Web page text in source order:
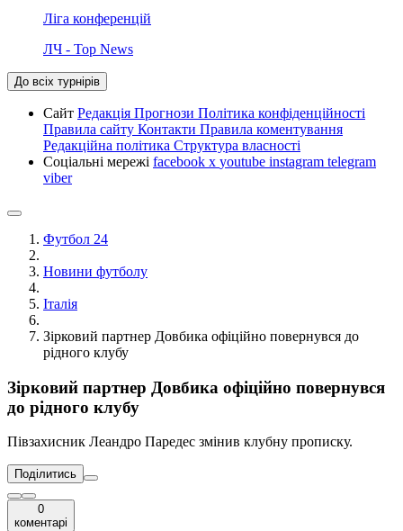
Ліга конференцій
ЛЧ - Top News
До всіх турнірів
Сайт Редакція Прогнози Політика конфіденційності
Правила сайту Контакти Правила коментування
Редакційна політика Структура власності
Соціальні мережі facebook x youtube instagram telegram
viber
Футбол 24
Новини футболу
Італія
Зірковий партнер Довбика офіційно повернувся до
рідного клубу
Зірковий партнер Довбика офіційно повернувся
до рідного клубу
Півзахисник Леандро Паредес змінив клубну прописку.
Поділитись
0
коментарі